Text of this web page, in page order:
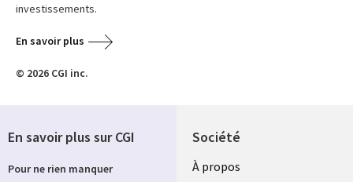
investissements.
En savoir plus
© 2026 CGI inc.
Société
À propos
En savoir plus sur CGI
Pour ne rien manquer